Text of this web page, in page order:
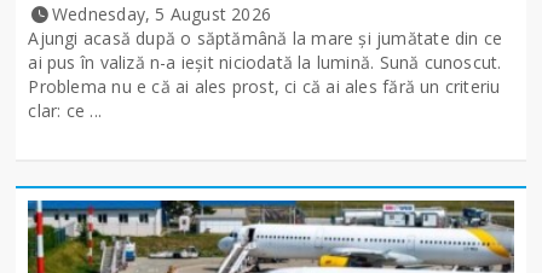
Wednesday, 5 August 2026
Ajungi acasă după o săptămână la mare și jumătate din ce
ai pus în valiză n-a ieșit niciodată la lumină. Sună cunoscut.
Problema nu e că ai ales prost, ci că ai ales fără un criteriu
clar: ce ...